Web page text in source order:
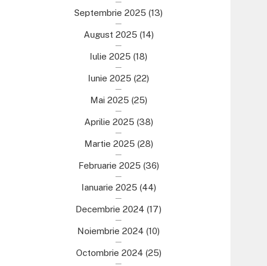
Septembrie 2025 (13)
August 2025 (14)
Iulie 2025 (18)
Iunie 2025 (22)
Mai 2025 (25)
Aprilie 2025 (38)
Martie 2025 (28)
Februarie 2025 (36)
Ianuarie 2025 (44)
Decembrie 2024 (17)
Noiembrie 2024 (10)
Octombrie 2024 (25)